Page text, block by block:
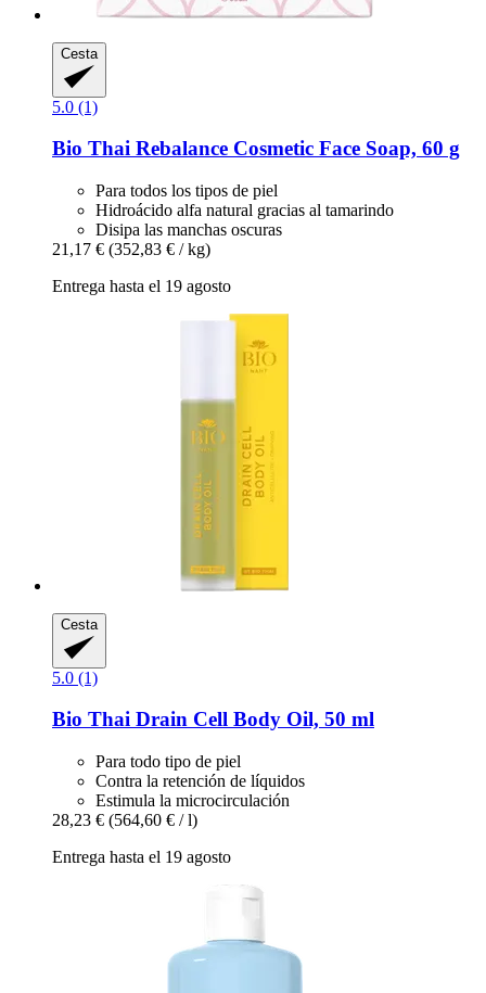
Cesta
5.0 (1)
Bio Thai Rebalance Cosmetic Face Soap, 60 g
Para todos los tipos de piel
Hidroácido alfa natural gracias al tamarindo
Disipa las manchas oscuras
21,17 € (352,83 € / kg)
Entrega hasta el 19 agosto
Cesta
5.0 (1)
Bio Thai Drain Cell Body Oil, 50 ml
Para todo tipo de piel
Contra la retención de líquidos
Estimula la microcirculación
28,23 € (564,60 € / l)
Entrega hasta el 19 agosto